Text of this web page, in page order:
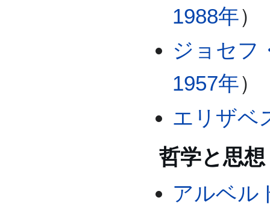
1988年）
ジョセフ
1957年）
エリザベ
哲学と思想
アルベル